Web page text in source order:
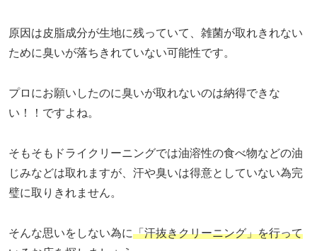
原因は皮脂成分が生地に残っていて、雑菌が取れきれない
ために臭いが落ちきれていない可能性です。
プロにお願いしたのに臭いが取れないのは納得できな
い！！ですよね。
そもそもドライクリーニングでは油溶性の食べ物などの油
じみなどは取れますが、汗や臭いは得意としていない為完
璧に取りきれません。
そんな思いをしない為に「汗抜きクリーニング」を行って